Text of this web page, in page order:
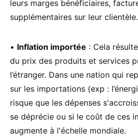
leurs marges bénéficiaires,
supplémentaires sur leur clientèle.
• Inflation importée : Cela
du prix des produits et services
l’étranger. Dans une nation qui
sur les importations (exp :
risque que les dépenses
se déprécie ou si le coût de ces
augmente à l'échelle mondiale.